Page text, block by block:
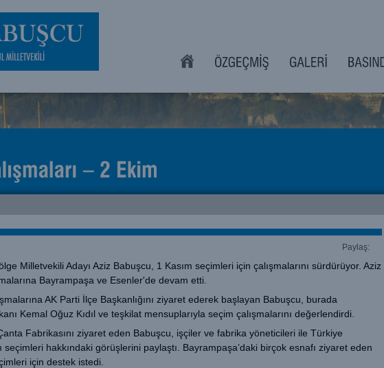
Paylaş:
Milletvekili Adayı Aziz Babuşcu, 1 Kasım seçimleri için çalışmalarını sürdürüyor. Aziz
Bayrampaşa ve Esenler'de devam etti.
AK Parti İlçe Başkanlığını ziyaret ederek başlayan Babuşcu, burada
Kemal Oğuz Kıdıl ve teşkilat mensuplarıyla seçim çalışmalarını değerlendirdi.
Fabrikasını ziyaret eden Babuşcu, işçiler ve fabrika yöneticileri ile Türkiye
seçimleri hakkındaki görüşlerini paylaştı. Bayrampaşa’daki birçok esnafı ziyaret eden
için destek istedi.